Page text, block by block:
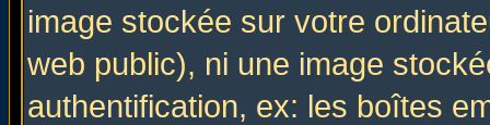
image stockée sur votre
web public), ni une image
authentification, ex: les boîtes